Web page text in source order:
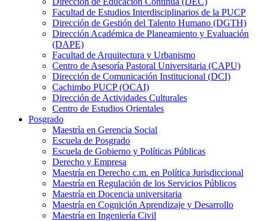
Facultad de Estudios Interdisciplinarios de la PUCP
Dirección de Gestión del Talento Humano (DGTH)
Dirección Académica de Planeamiento y Evaluación
(DAPE)
Facultad de Arquitectura y Urbanismo
Centro de Asesoría Pastoral Universitaria (CAPU)
Dirección de Comunicación Institucional (DCI)
Cachimbo PUCP (OCAI)
Dirección de Actividades Culturales
Centro de Estudios Orientales
Posgrado
Maestría en Gerencia Social
Escuela de Posgrado
Escuela de Gobierno y Políticas Públicas
Derecho y Empresa
Maestría en Derecho c.m. en Política Jurisdiccional
Maestría en Regulación de los Servicios Públicos
Maestría en Docencia universitaria
Maestría en Cognición Aprendizaje y Desarrollo
Maestría en Ingeniería Civil